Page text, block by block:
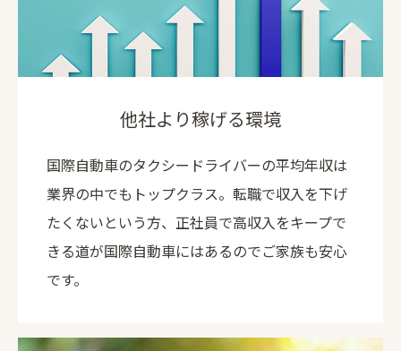
他社より稼げる環境
国際自動車のタクシードライバーの平均年収は
業界の中でもトップクラス。転職で収入を下げ
たくないという方、正社員で高収入をキープで
きる道が国際自動車にはあるのでご家族も安心
です。